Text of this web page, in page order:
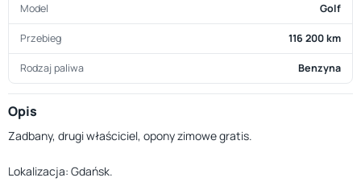
Model Golf
Przebieg 116 200 km
Rodzaj paliwa Benzyna
Opis
Zadbany, drugi właściciel, opony zimowe gratis.
Lokalizacja: Gdańsk.